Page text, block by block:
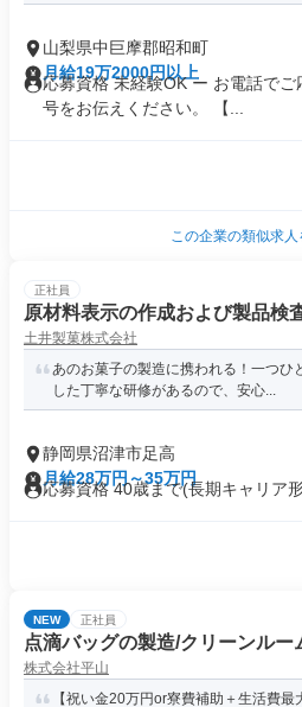
山梨県中巨摩郡昭和町
月給19万2000円以上
応募資格 未経験OK ー お電話で
号をお伝えください。 【...
この企業の類似求人
正社員
原材料表示の作成および製品検
土井製菓株式会社
あのお菓子の製造に携われる！一つひ
した丁寧な研修があるので、安心...
静岡県沼津市足高
月給28万円～35万円
応募資格 40歳まで(長期キャリア
NEW 正社員
点滴バッグの製造/クリーンルー
株式会社平山
【祝い金20万円or寮費補助＋生活費